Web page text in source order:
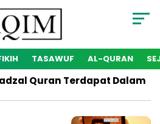
TASAWUF AL-QURAN
Quran Terdapat Dalam